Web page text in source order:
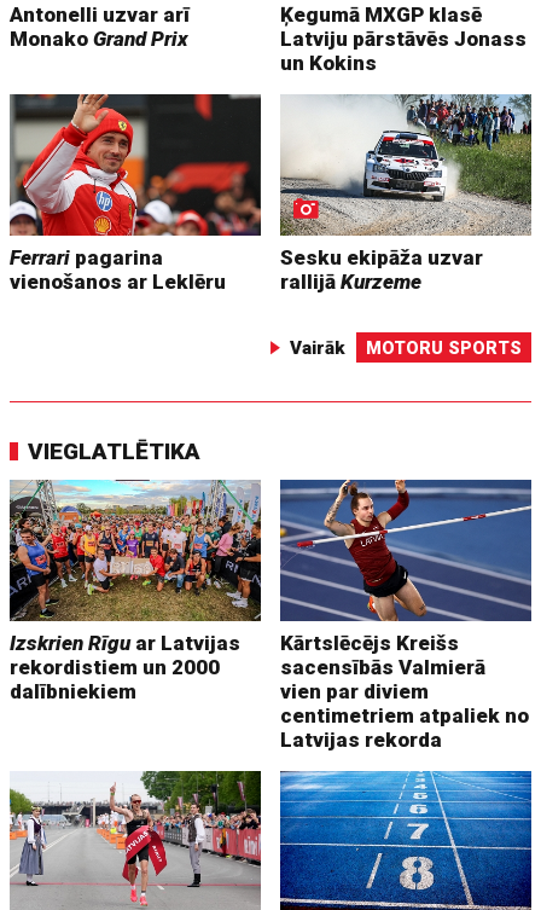
Antonelli uzvar arī
MonakoGrand Prix
Ķegumā MXGP klasē
Latviju pārstāvēs Jonass
un Kokins
Ferrari pagarina
vienošanos ar Leklēru
Sesku ekipāža uzvar
rallijāKurzeme
Vairāk MOTORU SPORTS
VIEGLATLĒTIKA
Izskrien Rīguar Latvijas
rekordistiem un 2000
dalībniekiem
Kārtslēcējs Kreišs
sacensībās Valmierā
vien par diviem
centimetriem atpaliek no
Latvijas rekorda